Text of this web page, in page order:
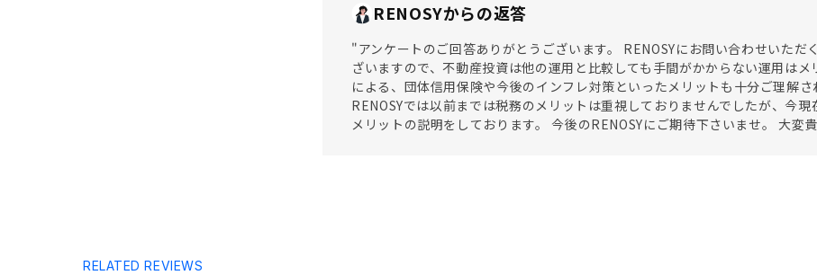
RENOSYからの返答
"アンケートのご回答ありがとうございます。 RENOSYにお問い合わせいた
ざいますので、不動産投資は他の運用と比較しても手間がかからない運用は
による、団体信用保険や今後のインフレ対策といったメリットも十分ご理解さ
RENOSYでは以前までは税務のメリットは重視しておりませんでしたが、今
メリットの説明をしております。 今後のRENOSYにご期待下さいませ。 大
RELATED REVIEWS